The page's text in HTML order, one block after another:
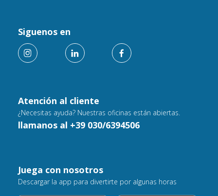
Atención al cliente
¿Necesitas ayuda? Nuestras oficinas están abiertas.
llamanos al +39 030/6394506
Siguenos en
Juega con nosotros
Descargar la app para divertirte por algunas horas